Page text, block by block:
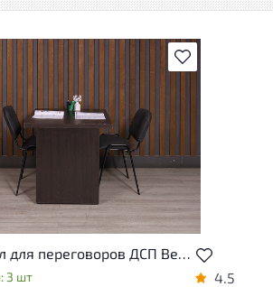
В избранное
товара приближено к новому,
незначительные
износа
Стол для переговоров ДСП Венге Россия
3 шт 4.5